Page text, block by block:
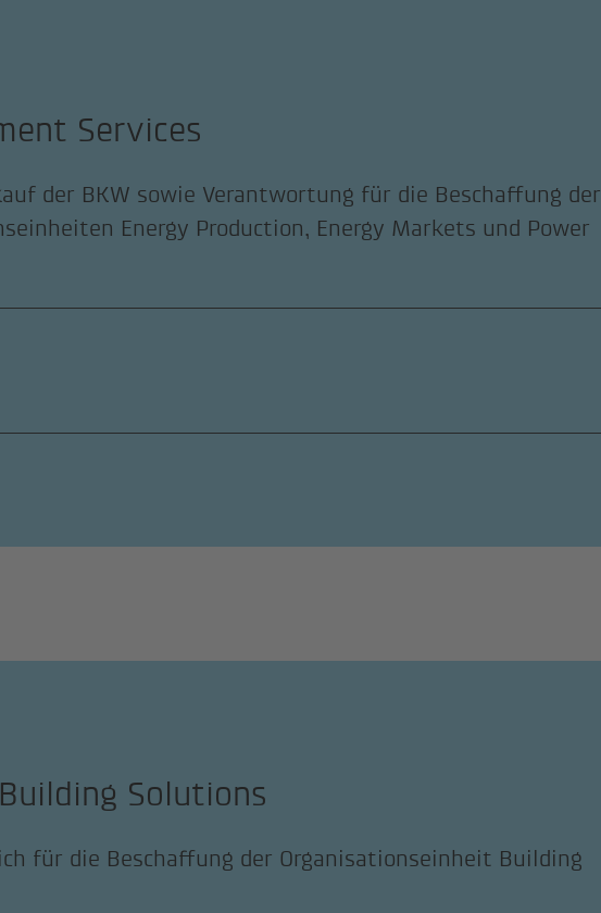
Services
der BKW sowie Verantwortung für die Beschaffung der
Energy Production, Energy Markets und Power
Solutions
für die Beschaffung der Organisationseinheit Building